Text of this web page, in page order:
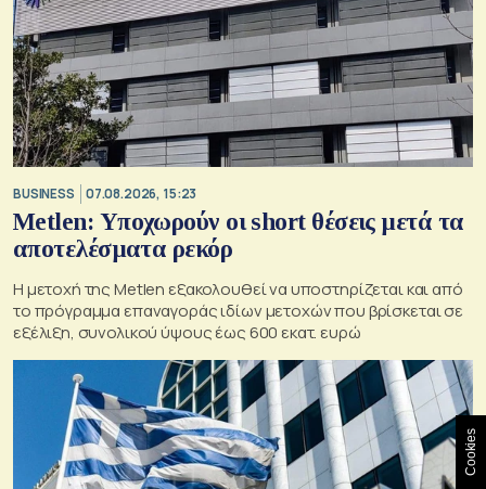
BUSINESS 07.08.2026, 15:23
Metlen: Υποχωρούν οι short θέσεις μετά τα
αποτελέσματα ρεκόρ
Η μετοχή της Metlen εξακολουθεί να υποστηρίζεται και από
το πρόγραμμα επαναγοράς ιδίων μετοχών που βρίσκεται σε
εξέλιξη, συνολικού ύψους έως 600 εκατ. ευρώ
Cookies